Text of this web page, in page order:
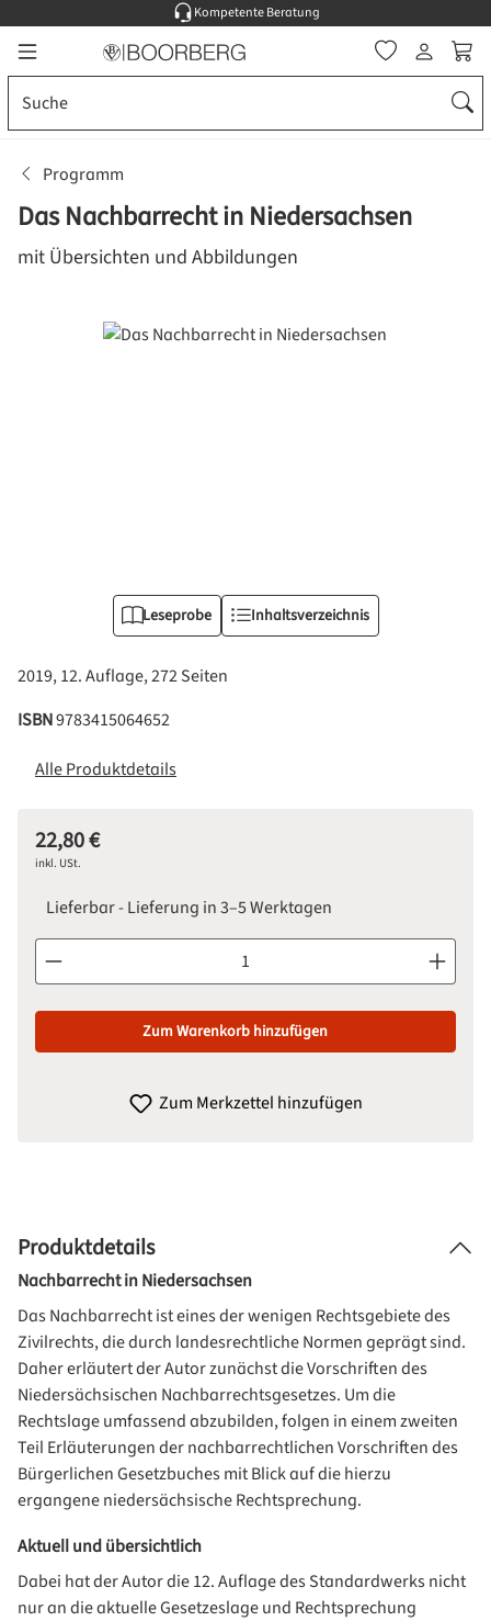
Zum Hauptinhalt springen
Kompetente Beratung
Programm
Das Nachbarrecht in Niedersachsen
mit Übersichten und Abbildungen
Bildergalerie überspringen
Leseprobe Inhaltsverzeichnis
2019, 12. Auflage, 272 Seiten
ISBN9783415064652
Alle Produktdetails
Regulärer Preis:
22,80 €
inkl. USt.
Lieferbar - Lieferung in 3–5 Werktagen
Produkt Anzahl: Gib den gewünschten Wert ein oder
Zum Warenkorb hinzufügen
Zum Merkzettel hinzufügen
Produktdetails
Nachbarrecht in Niedersachsen
Das Nachbarrecht ist eines der wenigen Rechtsgebiete des
Zivilrechts, die durch landesrechtliche Normen geprägt sind.
Daher erläutert der Autor zunächst die Vorschriften des
Niedersächsischen Nachbarrechtsgesetzes. Um die
Rechtslage umfassend abzubilden, folgen in einem zweiten
Teil Erläuterungen der nachbarrechtlichen Vorschriften des
Bürgerlichen Gesetzbuches mit Blick auf die hierzu
ergangene niedersächsische Rechtsprechung.
Aktuell und übersichtlich
Dabei hat der Autor die 12. Auflage des Standardwerks nicht
nur an die aktuelle Gesetzeslage und Rechtsprechung